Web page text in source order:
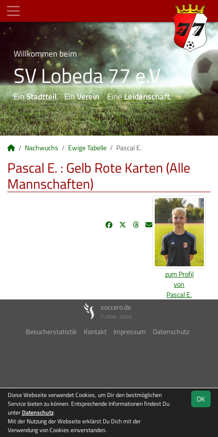
Willkommen beim
SV Lobeda 77 e.V.
EinStadtteil. EinVerein. EineLeidenschaft.
Nachwuchs Ewige Tabelle Pascal E.
Pascal E. : Gelb Rote Karten (Alle
Mannschaften)
zum Profil
von
Pascal E.
soccero.de
© 2006 - 2026
Besucherstatistik Kontakt Impressum Datenschutz
OK
Diese Webseite verwendet Cookies, um Dir den bestmöglichen
Service bieten zu können. Entsprechende Informationen findest Du
unter Datenschutz.
Mit der Nutzung der Webseite erklärst Du Dich mit der
Verwendung von Cookies einverstanden.